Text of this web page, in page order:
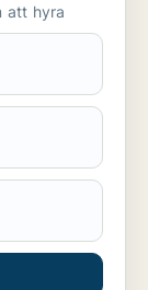
att hyra